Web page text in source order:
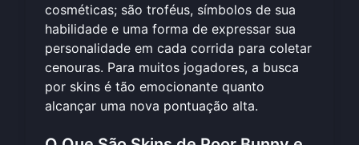
cosméticas; são troféus, símbolos de sua
habilidade e uma forma de expressar sua
personalidade em cada corrida para coletar
cenouras. Para muitos jogadores, a busca
por skins é tão emocionante quanto
alcançar uma nova pontuação alta.